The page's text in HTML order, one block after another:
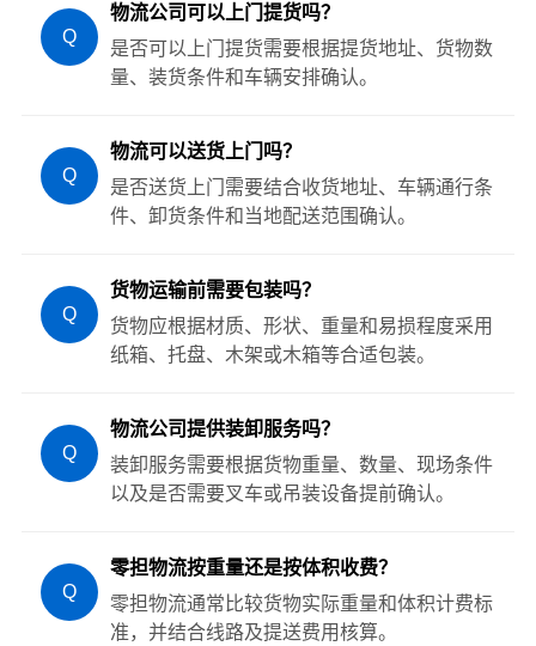
Q
物流公司可以上门提货吗？
是否可以上门提货需要根据提货地址、货物数
量、装货条件和车辆安排确认。
Q
物流可以送货上门吗？
是否送货上门需要结合收货地址、车辆通行条
件、卸货条件和当地配送范围确认。
Q
货物运输前需要包装吗？
货物应根据材质、形状、重量和易损程度采用
纸箱、托盘、木架或木箱等合适包装。
Q
物流公司提供装卸服务吗？
装卸服务需要根据货物重量、数量、现场条件
以及是否需要叉车或吊装设备提前确认。
Q
零担物流按重量还是按体积收费？
零担物流通常比较货物实际重量和体积计费标
准，并结合线路及提送费用核算。